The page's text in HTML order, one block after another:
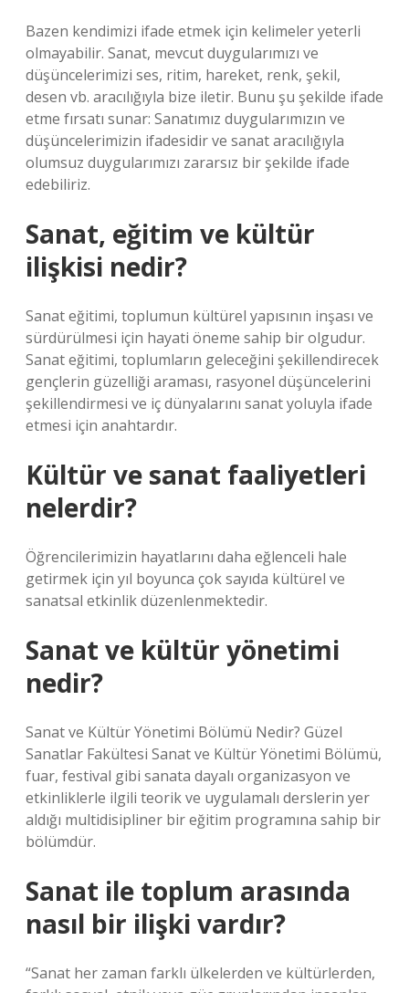
Bazen kendimizi ifade etmek için kelimeler yeterli
olmayabilir. Sanat, mevcut duygularımızı ve
düşüncelerimizi ses, ritim, hareket, renk, şekil,
desen vb. aracılığıyla bize iletir. Bunu şu şekilde ifade
etme fırsatı sunar: Sanatımız duygularımızın ve
düşüncelerimizin ifadesidir ve sanat aracılığıyla
olumsuz duygularımızı zararsız bir şekilde ifade
edebiliriz.
Sanat, eğitim ve kültür
ilişkisi nedir?
Sanat eğitimi, toplumun kültürel yapısının inşası ve
sürdürülmesi için hayati öneme sahip bir olgudur.
Sanat eğitimi, toplumların geleceğini şekillendirecek
gençlerin güzelliği araması, rasyonel düşüncelerini
şekillendirmesi ve iç dünyalarını sanat yoluyla ifade
etmesi için anahtardır.
Kültür ve sanat faaliyetleri
nelerdir?
Öğrencilerimizin hayatlarını daha eğlenceli hale
getirmek için yıl boyunca çok sayıda kültürel ve
sanatsal etkinlik düzenlenmektedir.
Sanat ve kültür yönetimi
nedir?
Sanat ve Kültür Yönetimi Bölümü Nedir? Güzel
Sanatlar Fakültesi Sanat ve Kültür Yönetimi Bölümü,
fuar, festival gibi sanata dayalı organizasyon ve
etkinliklerle ilgili teorik ve uygulamalı derslerin yer
aldığı multidisipliner bir eğitim programına sahip bir
bölümdür.
Sanat ile toplum arasında
nasıl bir ilişki vardır?
“Sanat her zaman farklı ülkelerden ve kültürlerden,